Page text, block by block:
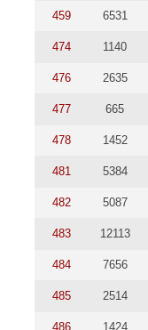
459 6531
474 1140
476 2635
477 665
478 1452
481 5384
482 5087
483 12113
484 7656
485 2514
486 1424